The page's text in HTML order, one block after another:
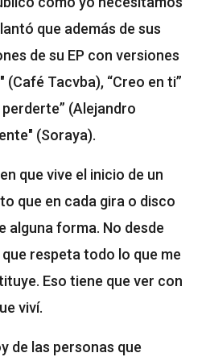
que además de sus
de su EP con versiones
(Café Tacvba), “Creo en ti”
perderte” (Alejandro
(Soraya).
que vive el inicio de un
que en cada gira o disco
alguna forma. No desde
respeta todo lo que me
Eso tiene que ver con
viví.
de las personas que